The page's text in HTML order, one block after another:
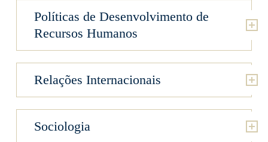
Políticas de Desenvolvimento de
Recursos Humanos
Relações Internacionais
Sociologia